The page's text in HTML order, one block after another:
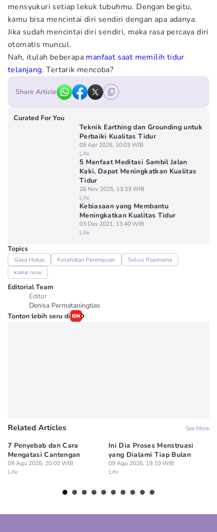
mensyukuri setiap lekuk tubuhmu. Dengan begitu,
kamu bisa mencintai diri sendiri dengan apa adanya.
Jika sudah mencintai diri sendiri, maka rasa percaya diri
otomatis muncul.
Nah, itulah beberapa manfaat saat memilih tidur
telanjang. Tertarik mencoba?
Share Article
Curated For You
Teknik Earthing dan Grounding untuk
Perbaiki Kualitas Tidur
09 Apr 2026, 10:03 WIB
Life
5 Manfaat Meditasi Sambil Jalan
Kaki, Dapat Meningkatkan Kualitas
Tidur
26 Nov 2025, 13:33 WIB
Life
Kebiasaan yang Membantu
Meningkatkan Kualitas Tidur
03 Des 2021, 13:40 WIB
Life
Topics
Gaya Hidup Kesehatan Perempuan
Solusi Popmama
kaikai now
Editorial Team
Editor
Denisa Permataningtias
Tonton lebih seru di
Related Articles See More
7 Penyebab dan Cara
Mengatasi Cantengan
09 Agu 2026, 20:00 WIB
Life
Ini Dia Proses Menstruasi
yang Dialami Tiap Bulan
09 Agu 2026, 19:10 WIB
Life